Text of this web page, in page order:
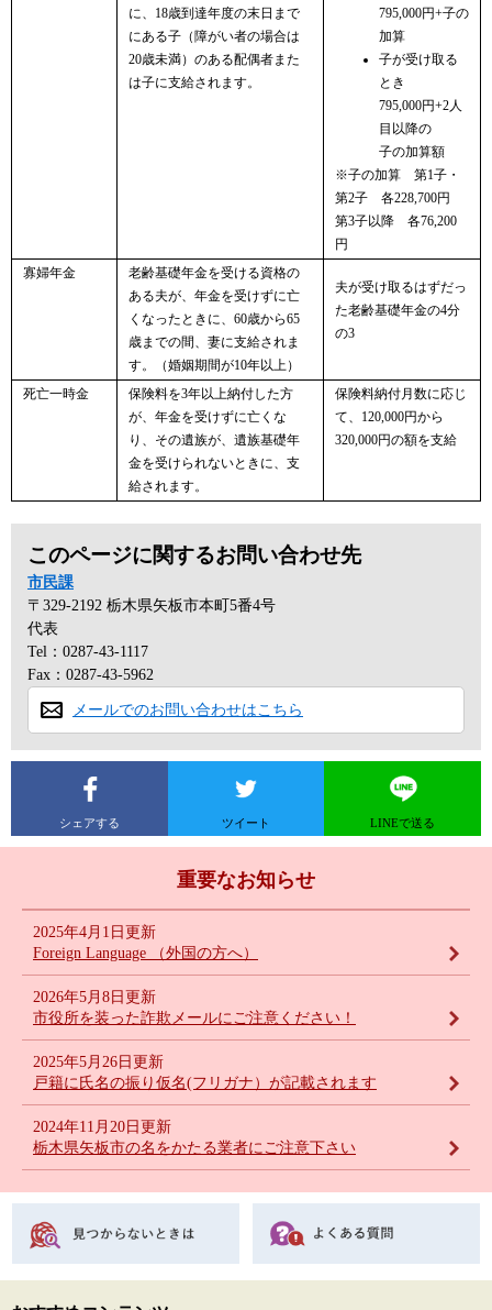
に、18歳到達年度の末日まで
にある子（障がい者の場合は
20歳未満）のある配偶者また
は子に支給されます。
795,000円+子の
加算
子が受け取る
とき
795,000円+2人
目以降の
子の加算額
※子の加算 第1子・
第2子 各228,700円
第3子以降 各76,200
円
寡婦年金
老齢基礎年金を受ける資格の
ある夫が、年金を受けずに亡
くなったときに、60歳から65
歳までの間、妻に支給されま
す。（婚姻期間が10年以上）
夫が受け取るはずだっ
た老齢基礎年金の4分
の3
死亡一時金
保険料を3年以上納付した方
が、年金を受けずに亡くな
り、その遺族が、遺族基礎年
金を受けられないときに、支
給されます。
保険料納付月数に応じ
て、120,000円から
320,000円の額を支給
このページに関するお問い合わせ先
市民課
〒329-2192 栃木県矢板市本町5番4号
代表
Tel：0287-43-1117
Fax：0287-43-5962
メールでのお問い合わせはこちら
シェアする ツイート LINEで送る
重要なお知らせ
Foreign Language （外国の方へ）
2025年4月1日更新
市役所を装った詐欺メールにご注意ください！
2026年5月8日更新
戸籍に氏名の振り仮名(フリガナ）が記載されます
2025年5月26日更新
栃木県矢板市の名をかたる業者にご注意下さい
2024年11月20日更新